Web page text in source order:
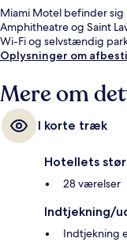
Miami Motel befinder sig
Amphitheatre og Saint
Wi-Fi og selvstændig
Oplysninger om
Mere om
I korte træk
Hotellets
28 værelser
Indtjekning/
Indtjekning